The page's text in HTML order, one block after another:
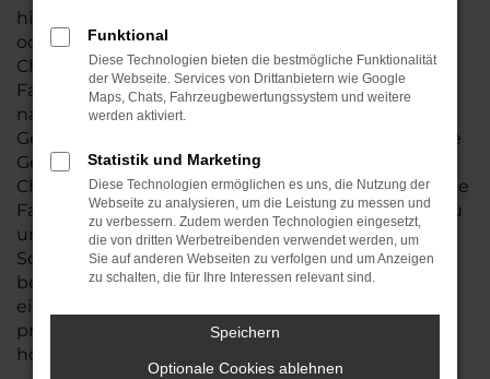
hin und führen vor dem Verkauf nach Chemnitz
oder an einen anderen Ort einen gründlichen
Check durch. Wir stellen so sicher, dass Ihr
Fahrzeug einwandfrei funktioniert und tauschen
natürlich auch Verschleißteile aus. Audi A3
Gebrauchtwagen sind in den meisten Fällen junge
Gebrauchte, die noch einige Jahre Mobilität in
Chemnitz möglich machen. Angeboten werden die
Fahrzeug zum fairen Preis und sind zudem nahezu
umgehend verfügbar. Stöbern Sie in unserem
Sortiment oder lassen Sie sich gezielt von uns
beraten. Mit mehr als 45 Jahren Erfahrung und
einem Team aus mehr als 110 Mitarbeitenden
profitieren Sie von unserem erstklassigen Know-
how und unserer Liebe zum Service.
Funktional
Diese Technologien bieten die bestmögliche Funktionalität
der Webseite. Services von Drittanbietern wie Google
Maps, Chats, Fahrzeugbewertungssystem und weitere
werden aktiviert.
Statistik und Marketing
Diese Technologien ermöglichen es uns, die Nutzung der
Webseite zu analysieren, um die Leistung zu messen und
zu verbessern. Zudem werden Technologien eingesetzt,
die von dritten Werbetreibenden verwendet werden, um
Sie auf anderen Webseiten zu verfolgen und um Anzeigen
zu schalten, die für Ihre Interessen relevant sind.
Speichern
Optionale Cookies ablehnen